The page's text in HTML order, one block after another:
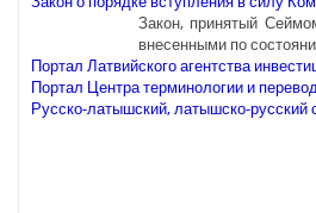
Закон, принятый
внесенными по
Портал Латвийского агентства
Портал Центра терминологии и
Русско-латышский, латышско-русский